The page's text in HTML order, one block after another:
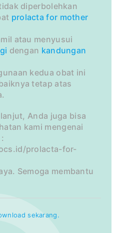
diperbolehkan
prolacta for mother
atau menyusui
dengan kandungan
kedua obat ini
tetap atas
Anda juga bisa
kami mengenai
prolacta-for-
Semoga membantu
sekarang.